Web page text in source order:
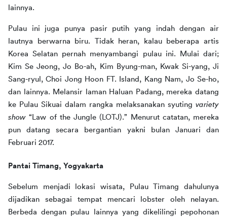
lainnya.
Pulau ini juga punya pasir putih yang indah dengan air
lautnya berwarna biru. Tidak heran, kalau beberapa artis
Korea Selatan pernah menyambangi pulau ini. Mulai dari;
Kim Se Jeong, Jo Bo-ah, Kim Byung-man, Kwak Si-yang, Ji
Sang-ryul, Choi Jong Hoon FT. Island, Kang Nam, Jo Se-ho,
dan lainnya. Melansir laman Haluan Padang, mereka datang
ke Pulau Sikuai dalam rangka melaksanakan syuting variety
show “Law of the Jungle (LOTJ).” Menurut catatan, mereka
pun datang secara bergantian yakni bulan Januari dan
Februari 2017.
Pantai Timang, Yogyakarta
Sebelum menjadi lokasi wisata, Pulau Timang dahulunya
dijadikan sebagai tempat mencari lobster oleh nelayan.
Berbeda dengan pulau lainnya yang dikelilingi pepohonan